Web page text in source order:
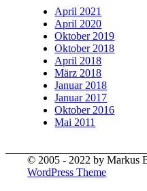
April 2021
April 2020
Oktober 2019
Oktober 2018
April 2018
März 2018
Januar 2018
Januar 2017
Oktober 2016
Mai 2011
© 2005 - 2022 by Markus
WordPress Theme